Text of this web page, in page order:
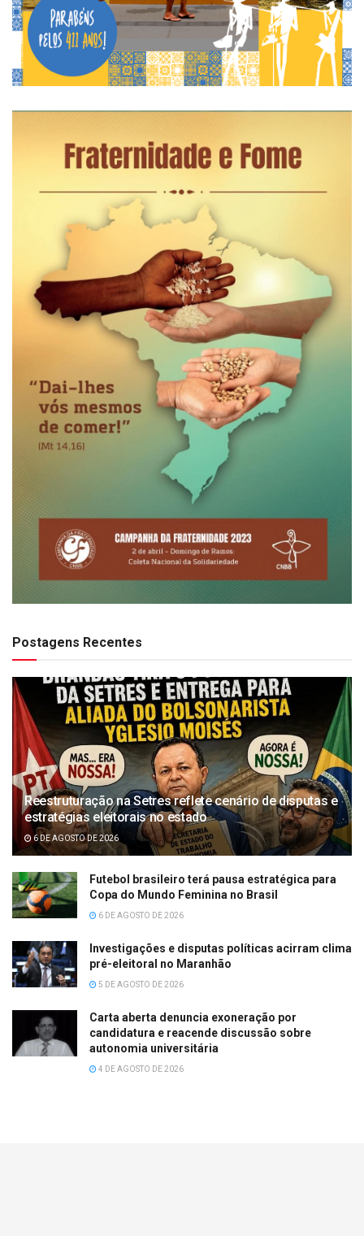
Postagens Recentes
Reestruturação na Setres reflete cenário de disputas e
estratégias eleitorais no estado
6 DE AGOSTO DE 2026
Futebol brasileiro terá pausa estratégica para
Copa do Mundo Feminina no Brasil
6 DE AGOSTO DE 2026
Investigações e disputas políticas acirram clima
pré-eleitoral no Maranhão
5 DE AGOSTO DE 2026
Carta aberta denuncia exoneração por
candidatura e reacende discussão sobre
autonomia universitária
4 DE AGOSTO DE 2026